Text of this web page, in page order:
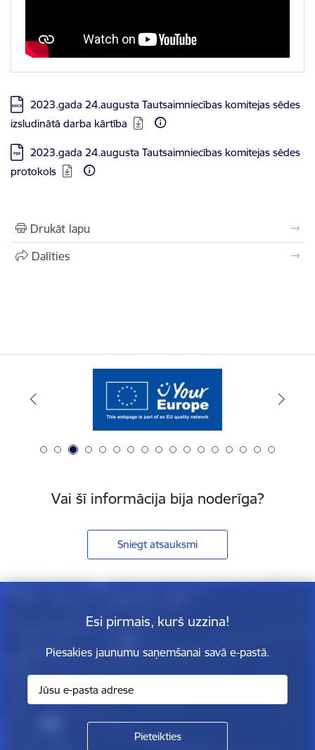
Lejupielādēt:
2023.gada 24.augusta Tautsaimniecības komitejas sēdes
izsludinātā darba kārtība
Lejupielādēt:
2023.gada 24.augusta Tautsaimniecības komitejas sēdes
protokols
Drukāt lapu
Dalīties
Vai šī informācija bija noderīga?
Sniegt atsauksmi
Esi pirmais, kurš uzzina!
Piesakies jaunumu saņemšanai savā e-pastā.